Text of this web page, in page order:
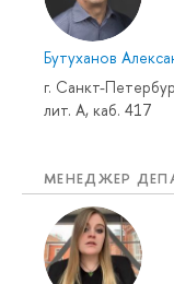
Бутуханов
г. Санкт-
лит. А, каб. 417
МЕНЕДЖЕР